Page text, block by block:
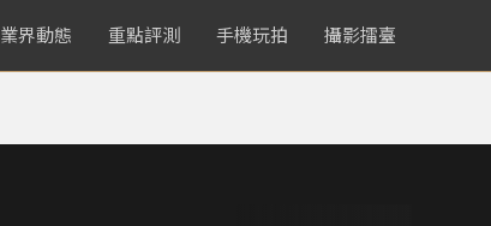
業界動態 重點評測 手機玩拍 攝影擂臺